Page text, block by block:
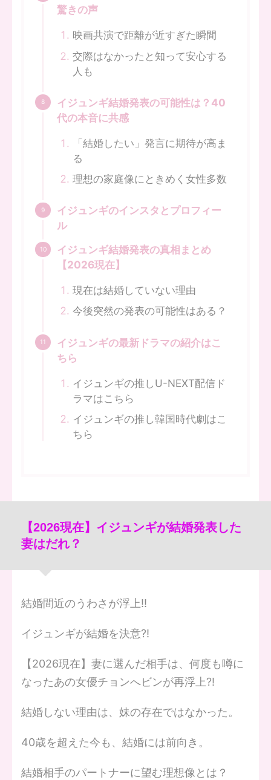
驚きの声
映画共演で距離が近すぎた瞬間
交際はなかったと知って安心する
人も
イジュンギ結婚発表の可能性は？40
代の本音に共感
「結婚したい」発言に期待が高ま
る
理想の家庭像にときめく女性多数
イジュンギのインスタとプロフィー
ル
イジュンギ結婚発表の真相まとめ
【2026現在】
現在は結婚していない理由
今後突然の発表の可能性はある？
イジュンギの最新ドラマの紹介はこ
ちら
イジュンギの推しU-NEXT配信ド
ラマはこちら
イジュンギの推し韓国時代劇はこ
ちら
【2026現在】イジュンギが結婚発表した
妻はだれ？
結婚間近のうわさが浮上‼
イジュンギが結婚を決意?!
【2026現在】妻に選んだ相手は、何度も噂に
なったあの女優チョンへビンが再浮上?!
結婚しない理由は、妹の存在ではなかった。
40歳を超えた今も、結婚には前向き。
結婚相手のパートナーに望む理想像とは？